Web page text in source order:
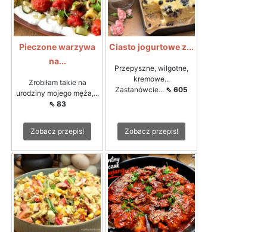
Pieczone warzywa
na...
Zrobiłam takie na
urodziny mojego męża,...
⇖ 83
Zobacz przepis!
Ciasto jogurtowe z...
Przepyszne, wilgotne,
kremowe...
Zastanówcie... ⇖ 605
Zobacz przepis!